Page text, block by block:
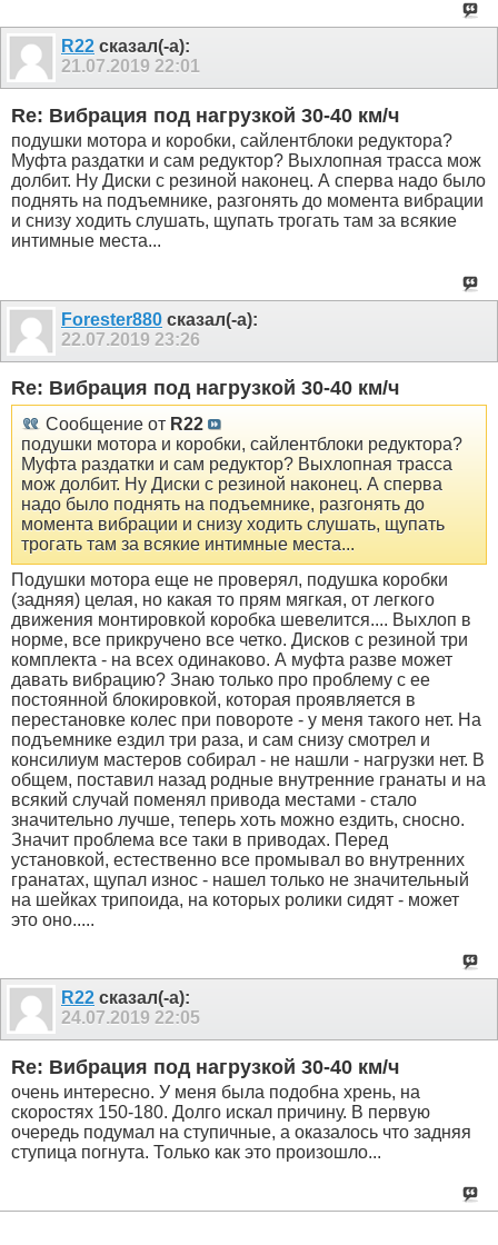
R22 сказал(-а):
21.07.2019 22:01
Re: Вибрация под нагрузкой 30-40 км/ч
подушки мотора и коробки, сайлентблоки редуктора?
Муфта раздатки и сам редуктор? Выхлопная трасса мож
долбит. Ну Диски с резиной наконец. А сперва надо было
поднять на подъемнике, разгонять до момента вибрации
и снизу ходить слушать, щупать трогать там за всякие
интимные места...
Forester880 сказал(-а):
22.07.2019 23:26
Re: Вибрация под нагрузкой 30-40 км/ч
Сообщение от R22
подушки мотора и коробки, сайлентблоки редуктора?
Муфта раздатки и сам редуктор? Выхлопная трасса
мож долбит. Ну Диски с резиной наконец. А сперва
надо было поднять на подъемнике, разгонять до
момента вибрации и снизу ходить слушать, щупать
трогать там за всякие интимные места...
Подушки мотора еще не проверял, подушка коробки
(задняя) целая, но какая то прям мягкая, от легкого
движения монтировкой коробка шевелится.... Выхлоп в
норме, все прикручено все четко. Дисков с резиной три
комплекта - на всех одинаково. А муфта разве может
давать вибрацию? Знаю только про проблему с ее
постоянной блокировкой, которая проявляется в
перестановке колес при повороте - у меня такого нет. На
подъемнике ездил три раза, и сам снизу смотрел и
консилиум мастеров собирал - не нашли - нагрузки нет. В
общем, поставил назад родные внутренние гранаты и на
всякий случай поменял привода местами - стало
значительно лучше, теперь хоть можно ездить, сносно.
Значит проблема все таки в приводах. Перед
установкой, естественно все промывал во внутренних
гранатах, щупал износ - нашел только не значительный
на шейках трипоида, на которых ролики сидят - может
это оно.....
R22 сказал(-а):
24.07.2019 22:05
Re: Вибрация под нагрузкой 30-40 км/ч
очень интересно. У меня была подобна хрень, на
скоростях 150-180. Долго искал причину. В первую
очередь подумал на ступичные, а оказалось что задняя
ступица погнута. Только как это произошло...